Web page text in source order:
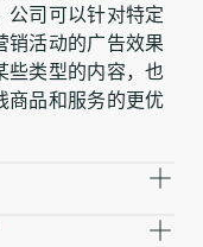
公司可以针对特定
销活动的广告效果
些类型的内容，也
商品和服务的更优